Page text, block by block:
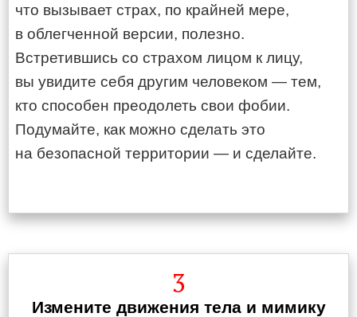
что вызывает страх, по крайней мере,
в облегченной версии, полезно.
Встретившись со страхом лицом к лицу,
вы увидите себя другим человеком — тем,
кто способен преодолеть свои фобии.
Подумайте, как можно сделать это
на безопасной территории — и сделайте.
3
Измените движения тела и мимику